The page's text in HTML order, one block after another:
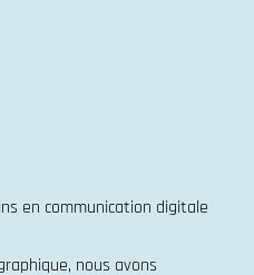
en communication digitale
, nous avons